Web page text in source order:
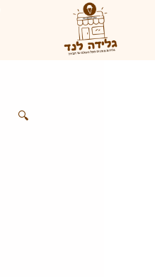
🔍